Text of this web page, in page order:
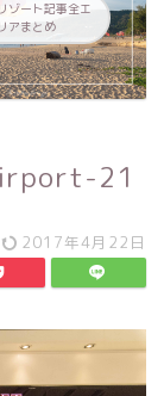
ゾート記事全エ
リアまとめ
21
2017年4月22日